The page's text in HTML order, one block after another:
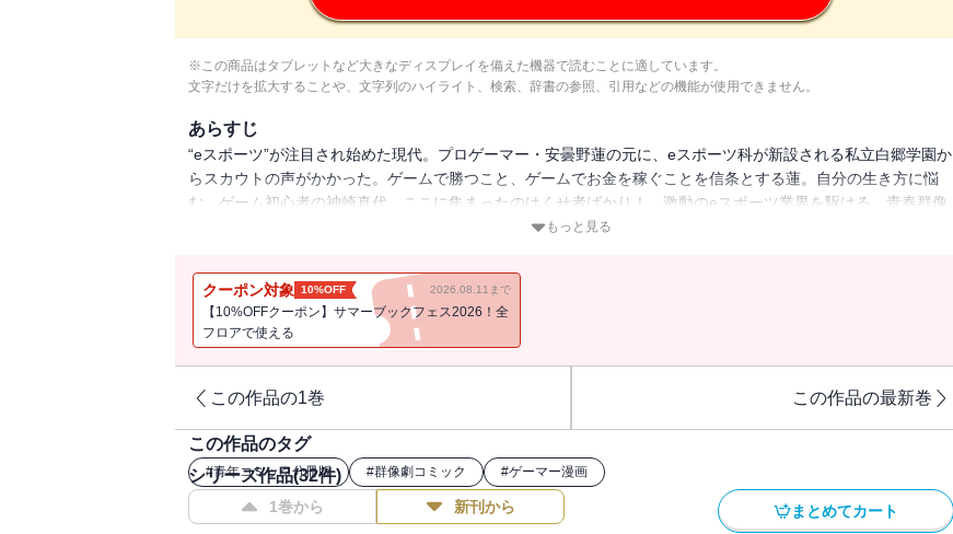
※この商品はタブレットなど大きなディスプレイを備えた機器で読むことに適しています。
文字だけを拡大することや、文字列のハイライト、検索、辞書の参照、引用などの機能が使用できません。
あらすじ
“eスポーツ”が注目され始めた現代。プロゲーマー・安曇野蓮の元に、eスポーツ科が新設される私立白郷学園か
らスカウトの声がかかった。ゲームで勝つこと、ゲームでお金を稼ぐことを信条とする蓮。自分の生き方に悩
む、ゲーム初心者の神崎真代。ここに集まったのはくせ者ばかり！ 激動のeスポーツ業界を駆ける、青春群像
もっと見る
クーポン対象 10%OFF 2026.08.11まで
【10%OFFクーポン】サマーブックフェス2026！全
フロアで使える
この作品の1巻 この作品の最新巻
この作品のタグ
#青年コミック分冊版 #群像劇コミック #ゲーマー漫画
シリーズ作品(32件)
1巻から 新刊から まとめてカート